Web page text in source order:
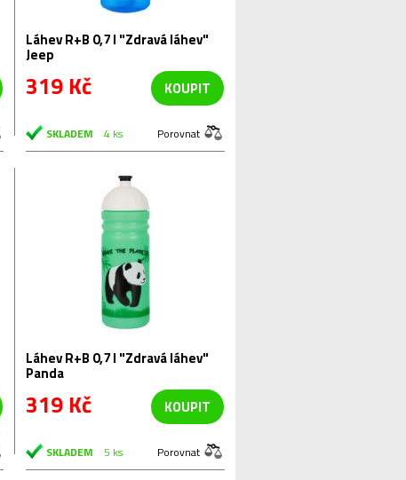
Láhev R+B 0,7 l "Zdravá láhev"
Jeep
319 Kč KOUPIT
SKLADEM 4 ks Porovnat
Láhev R+B 0,7 l "Zdravá láhev"
Panda
319 Kč KOUPIT
SKLADEM 5 ks Porovnat